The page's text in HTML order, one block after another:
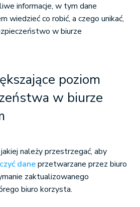
biurze rachunkowym – czego unikać?
informacje, w tym dane
wiedzieć co robić, a czego unikać,
w biurze
poziom
w biurze
należy przestrzegać, aby
daneprzetwarzane przez biuro
zaktualizowanego
biuro korzysta.